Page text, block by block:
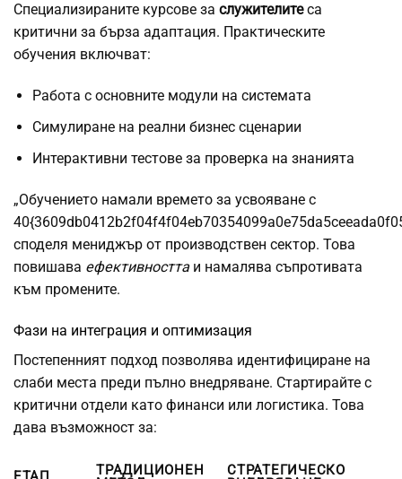
Специализираните курсове за служителитеса
критични за бърза адаптация. Практическите
обучения включват:
Работа с основните модули на системата
Симулиране на реални бизнес сценарии
Интерактивни тестове за проверка на знанията
„Обучението намали времето за усвояване с
споделя мениджър от производствен сектор. Това
повишава ефективносттаи намалява съпротивата
към промените.
Фази на интеграция и оптимизация
Постепенният подход позволява идентифициране на
слаби места преди пълно внедряване. Стартирайте с
критични отдели като финанси или логистика. Това
дава възможност за:
ТРАДИЦИОНЕН
СТРАТЕГИЧЕСКО